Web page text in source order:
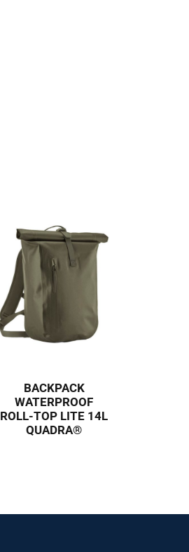
BACKPACK
WATERPROOF
ROLL-TOP LITE 14L
QUADRA®